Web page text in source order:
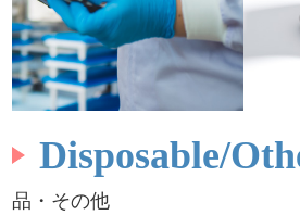
Disposable/
品・その他